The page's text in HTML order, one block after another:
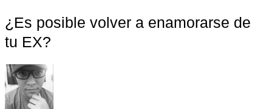
¿Es posible volver a enamorarse de
tu EX?